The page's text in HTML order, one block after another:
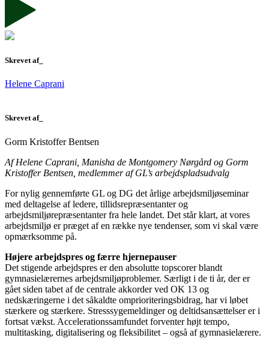
Skrevet af_
Helene Caprani
Skrevet af_
Gorm Kristoffer Bentsen
Af Helene Caprani, Manisha de Montgomery Nørgård og Gorm
Kristoffer Bentsen, medlemmer af GL’s arbejdspladsudvalg
For nylig gennemførte GL og DG det årlige arbejdsmiljøseminar
med deltagelse af ledere, tillidsrepræsentanter og
arbejdsmiljørepræsentanter fra hele landet. Det står klart, at vores
arbejdsmiljø er præget af en række nye tendenser, som vi skal være
opmærksomme på.
Højere arbejdspres og færre hjernepauser
Det stigende arbejdspres er den absolutte topscorer blandt
gymnasielærernes arbejdsmiljøproblemer. Særligt i de ti år, der er
gået siden tabet af de centrale akkorder ved OK 13 og
nedskæringerne i det såkaldte omprioriteringsbidrag, har vi løbet
stærkere og stærkere. Stresssygemeldinger og deltidsansættelser er i
fortsat vækst. Accelerationssamfundet forventer højt tempo,
multitasking, digitalisering og fleksibilitet – også af gymnasielærere.